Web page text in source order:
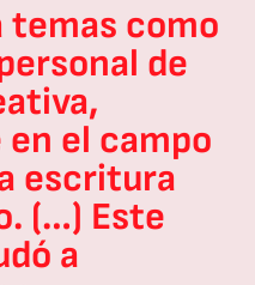
los aspectos
del
el Taller de
Awasca
de intentar
de